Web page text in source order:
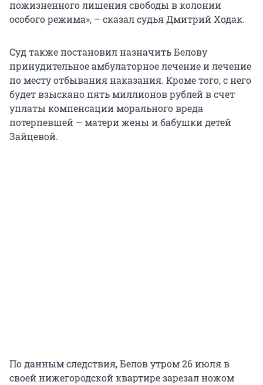
пожизненного лишения свободы в колонии
особого режима», – сказал судья Дмитрий Ходак.
Суд также постановил назначить Белову
принудительное амбулаторное лечение и лечение
по месту отбывания наказания. Кроме того, с него
будет взыскано пять миллионов рублей в счет
уплаты компенсации морального вреда
потерпевшей – матери жены и бабушки детей
Зайцевой.
По данным следствия, Белов утром 26 июля в
своей нижегородской квартире зарезал ножом